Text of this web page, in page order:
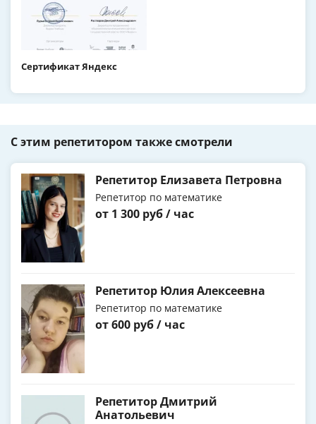
Сертификат Яндекс
С этим репетитором также смотрели
Репетитор Елизавета Петровна
Репетитор по математике
от 1 300 руб / час
Репетитор Юлия Алексеевна
Репетитор по математике
от 600 руб / час
Репетитор Дмитрий
Анатольевич